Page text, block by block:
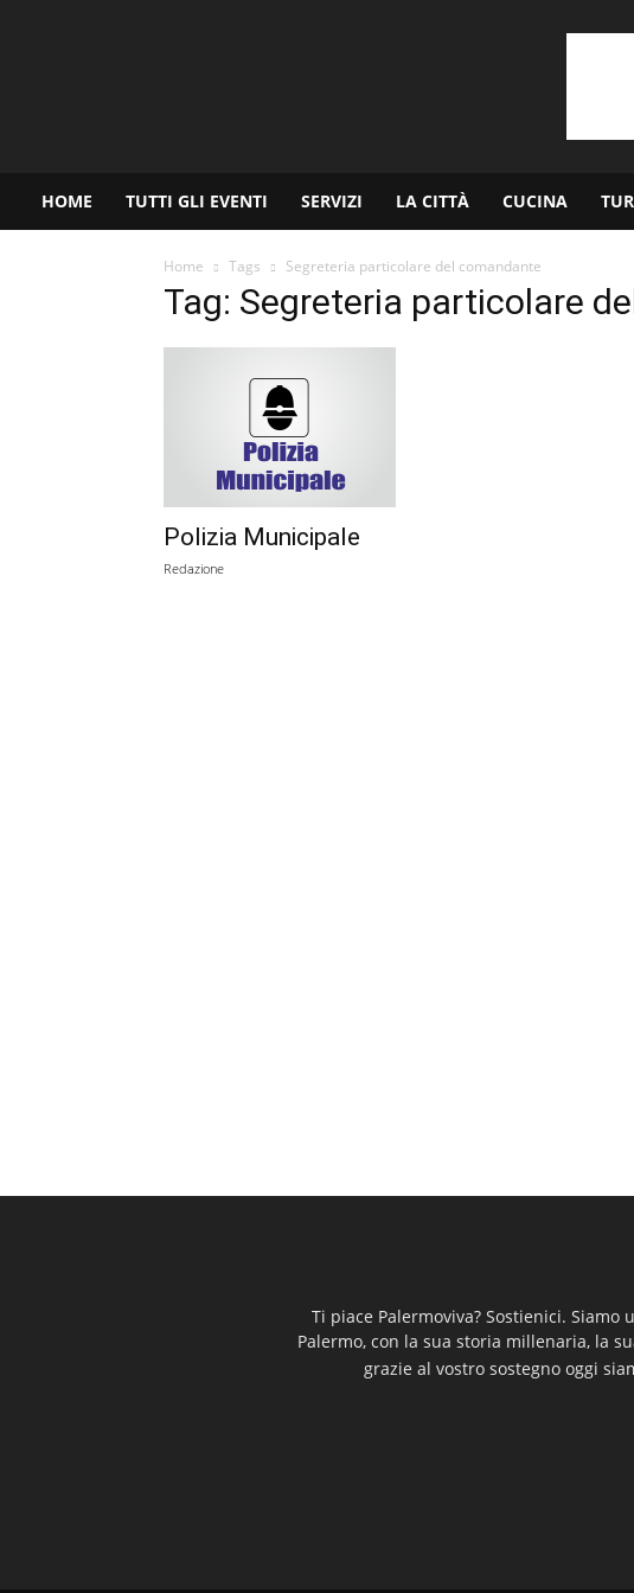
HOME TUTTI GLI EVENTI SERVIZI LA CITTÀ CUCINA
Home Tags Segreteria particolare del comandante
Tag: Segreteria particolare
Polizia Municipale
Redazione
Ti piace Palermoviva? Sostienici.
Palermo, con la sua storia millenaria, la
grazie al vostro sostegno oggi